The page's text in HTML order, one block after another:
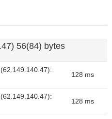
56(84) bytes
128 ms
128 ms